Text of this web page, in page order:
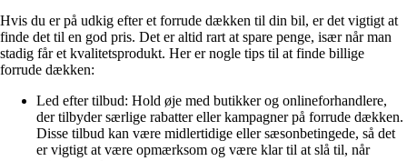
Hvis du er på udkig efter et forrude dækken til din bil, er det vigtigt at
finde det til en god pris. Det er altid rart at spare penge, især når man
stadig får et kvalitetsprodukt. Her er nogle tips til at finde billige
forrude dækken:
Led efter tilbud: Hold øje med butikker og onlineforhandlere,
der tilbyder særlige rabatter eller kampagner på forrude dækken.
Disse tilbud kan være midlertidige eller sæsonbetingede, så det
er vigtigt at være opmærksom og være klar til at slå til, når